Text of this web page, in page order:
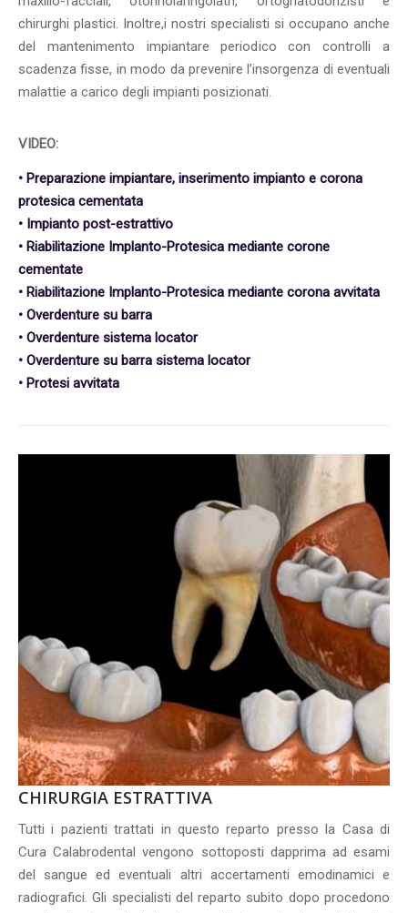
chirurghi plastici. Inoltre,i nostri specialisti si occupano anche
del mantenimento impiantare periodico con controlli a
scadenza fisse, in modo da prevenire l’insorgenza di eventuali
malattie a carico degli impianti posizionati.
VIDEO:
• Preparazione impiantare, inserimento impianto e corona
protesica cementata
• Impianto post-estrattivo
• Riabilitazione Implanto-Protesica mediante corone
cementate
• Riabilitazione Implanto-Protesica mediante corona avvitata
• Overdenture su barra
• Overdenture sistema locator
• Overdenture su barra sistema locator
• Protesi avvitata
CHIRURGIA ESTRATTIVA
Tutti i pazienti trattati in questo reparto presso la Casa di
Cura Calabrodental vengono sottoposti dapprima ad esami
del sangue ed eventuali altri accertamenti emodinamici e
radiografici. Gli specialisti del reparto subito dopo procedono